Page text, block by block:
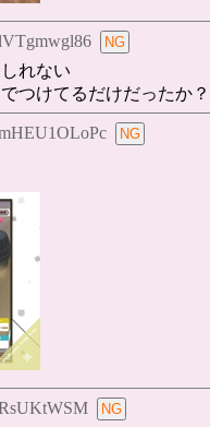
れない
つけてるだけだったか？